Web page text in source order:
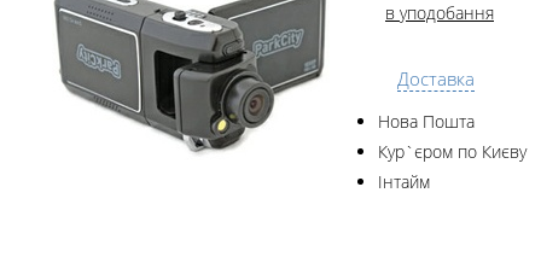
в уподобання
Доставка
Нова Пошта
Кур`єром по Києву
Інтайм